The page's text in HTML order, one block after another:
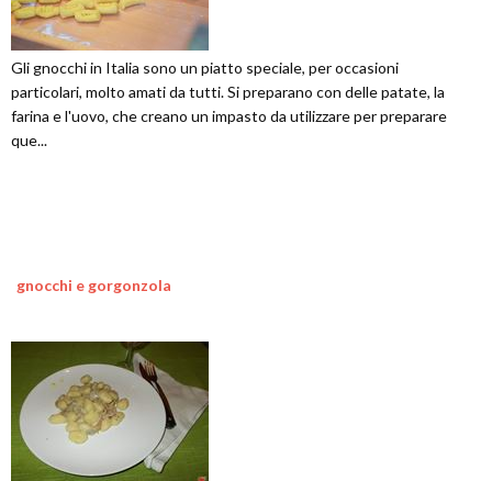
Gli gnocchi in Italia sono un piatto speciale, per occasioni
particolari, molto amati da tutti. Si preparano con delle patate, la
farina e l'uovo, che creano un impasto da utilizzare per preparare
que...
gnocchi e gorgonzola